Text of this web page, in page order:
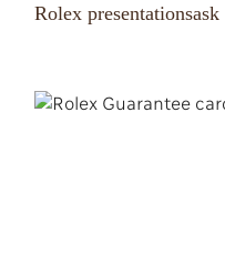
Rolex presentationsask